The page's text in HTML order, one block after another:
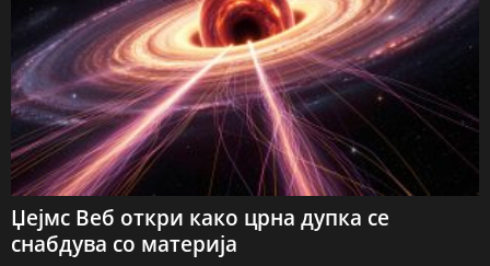
Џејмс Веб откри како црна дупка се
снабдува со материја